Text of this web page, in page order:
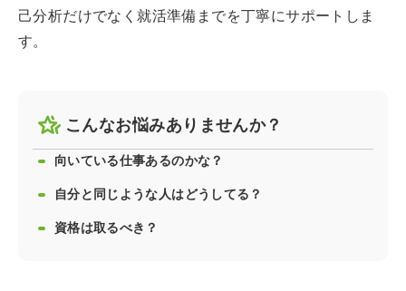
己分析だけでなく就活準備までを丁寧にサポートしま
す。
こんなお悩みありませんか？
向いている仕事あるのかな？
自分と同じような人はどうしてる？
資格は取るべき？